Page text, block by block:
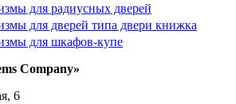
для радиусных дверей
для дверей типа двери книжка
для шкафов-купе
Company»
6